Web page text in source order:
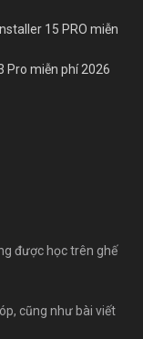
15 PRO miễn
Pro miễn phí 2026
được học trên ghế
cũng như bài viết